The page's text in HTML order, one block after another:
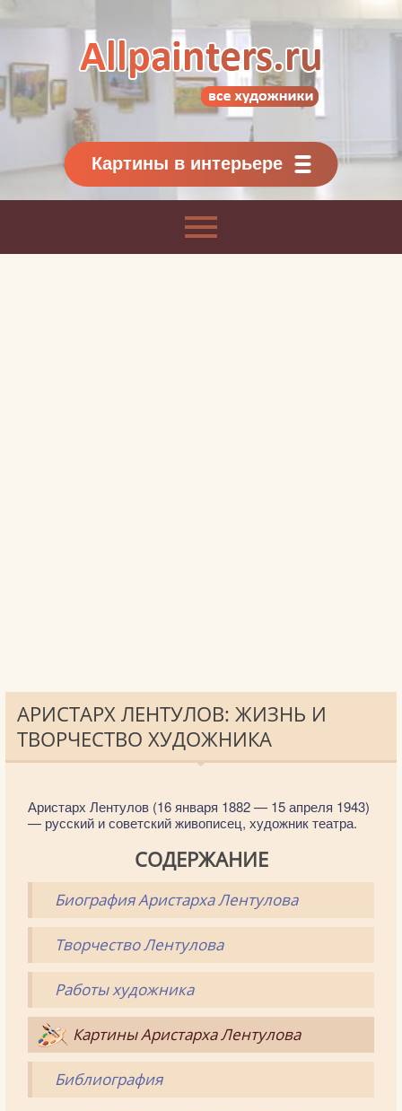
Картины классиков
и современников
Картины в интерьере
АРИСТАРХ ЛЕНТУЛОВ: ЖИЗНЬ И
ТВОРЧЕСТВО ХУДОЖНИКА
Аристарх Лентулов (16 января 1882 — 15 апреля 1943)
— русский и советский живописец, художник театра.
СОДЕРЖАНИЕ
Биография Аристарха Лентулова
Творчество Лентулова
Работы художника
Картины Аристарха Лентулова
Библиография